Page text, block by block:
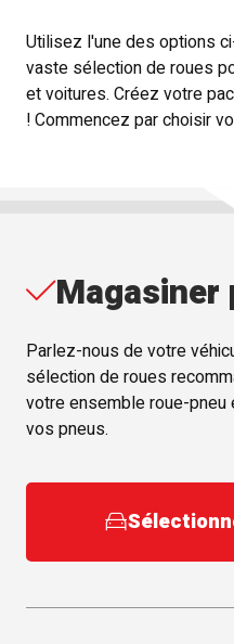
Utilisez l'une des options
vaste sélection de roues
et voitures. Créez votre
! Commencez par choisir
Magasiner
Parlez-nous de votre
sélection de roues
votre ensemble roue-
vos pneus.